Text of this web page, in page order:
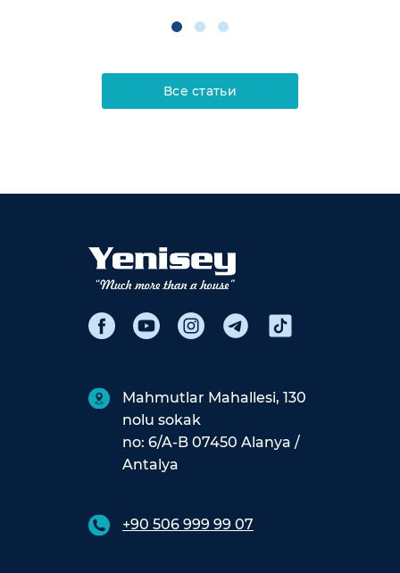
Все статьи
Mahmutlar Mahallesi, 130
nolu sokak
no: 6/A-B 07450 Alanya /
Antalya
+90 506 999 99 07